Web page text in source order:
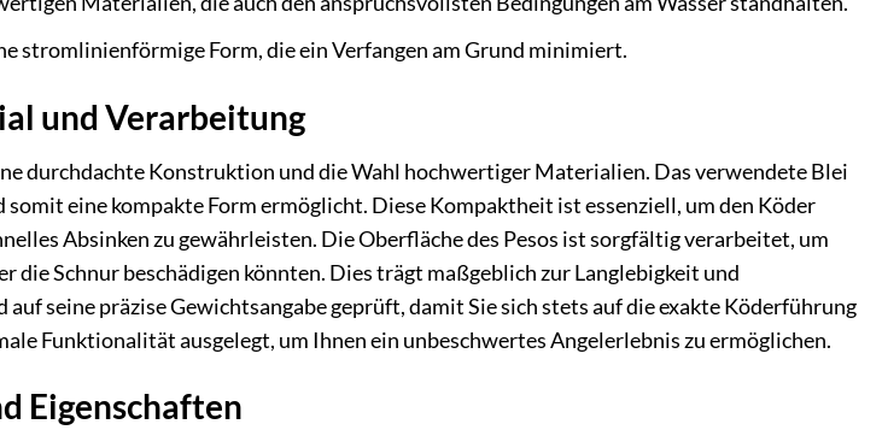
stromlinienförmige Form, die ein Verfangen am Grund minimiert.
und Verarbeitung
durchdachte Konstruktion und die Wahl hochwertiger Materialien. Das verwendete Blei
eine kompakte Form ermöglicht. Diese Kompaktheit ist essenziell, um den Köder
Absinken zu gewährleisten. Die Oberfläche des Pesos ist sorgfältig verarbeitet, um
die Schnur beschädigen könnten. Dies trägt maßgeblich zur Langlebigkeit und
seine präzise Gewichtsangabe geprüft, damit Sie sich stets auf die exakte Köderführung
Funktionalität ausgelegt, um Ihnen ein unbeschwertes Angelerlebnis zu ermöglichen.
Eigenschaften